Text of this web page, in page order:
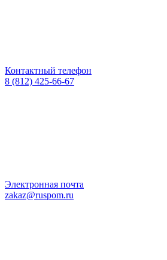
Контактный телефон
8 (812) 425-66-67
Электронная почта
zakaz@ruspom.ru